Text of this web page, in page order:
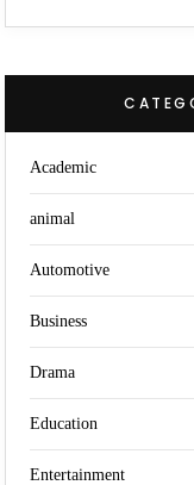
Academic
animal
Automotive
Business
Drama
Education
Entertainment